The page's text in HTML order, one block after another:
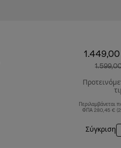
Περιλαμβάνεται
ΦΠΑ 280,45 €
Σύγκριση